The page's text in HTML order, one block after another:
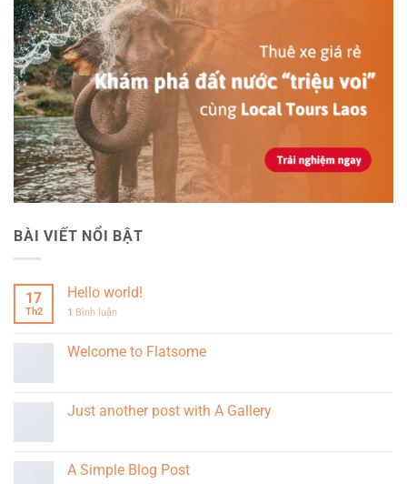
BÀI VIẾT NỔI BẬT
17
Th2
Hello world!
1 Bình luận
Welcome to Flatsome
Just another post with A Gallery
A Simple Blog Post